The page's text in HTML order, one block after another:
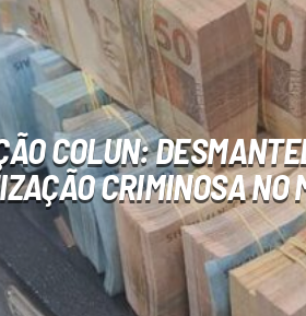
COLUN:
CRIMINOSA NO